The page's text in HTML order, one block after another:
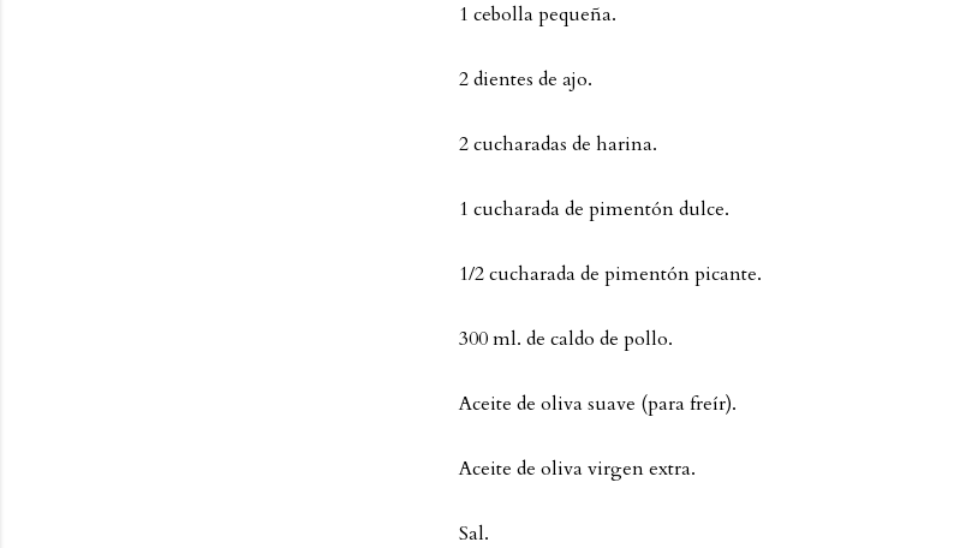
1 cebolla pequeña.
2 dientes de ajo.
2 cucharadas de harina.
1 cucharada de pimentón dulce.
1/2 cucharada de pimentón picante.
300 ml. de caldo de pollo.
Aceite de oliva suave (para freír).
Aceite de oliva virgen extra.
Sal.